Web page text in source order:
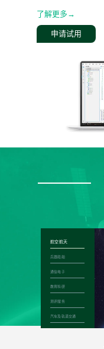
了解更多→
申请试用